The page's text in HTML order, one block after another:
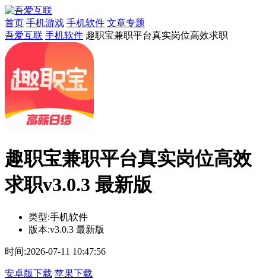
首页 手机游戏 手机软件 文章专题
吾爱互联 手机软件 趣职宝兼职平台真实岗位高效求职
趣职宝兼职平台真实岗位高效
求职v3.0.3 最新版
类型:手机软件
版本:v3.0.3 最新版
时间:2026-07-11 10:47:56
安卓版下载 苹果下载